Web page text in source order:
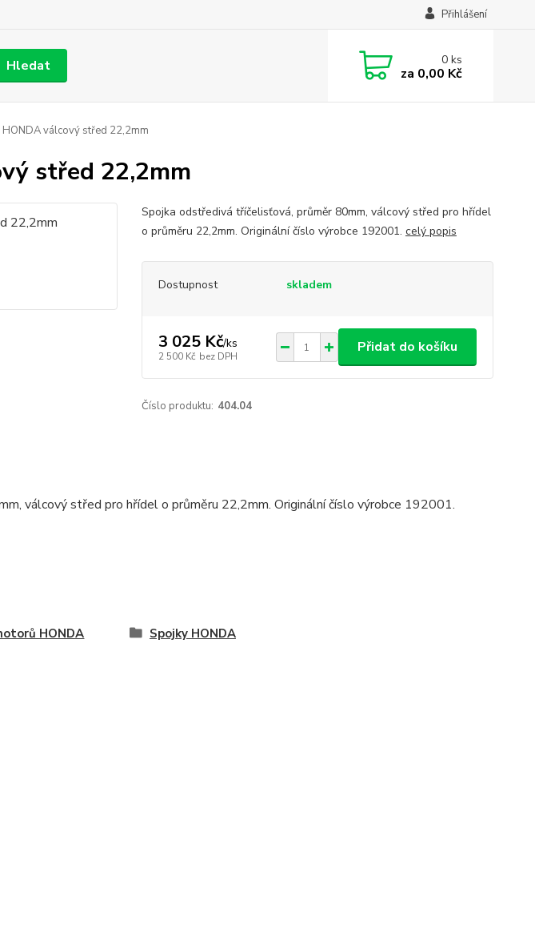
Přihlášení
Hledat 0ks
za 0,00 Kč
HONDA válcový střed 22,2mm
střed 22,2mm
Spojka odstředivá tříčelisťová, průměr 80mm, válcový střed pro hřídel
o průměru 22,2mm. Originální číslo výrobce 192001. celý popis
Dostupnost skladem
3 025 Kč/ks
2 500 Kč bez DPH
Přidat do košíku
Číslo produktu: 404.04
válcový střed pro hřídel o průměru 22,2mm. Originální číslo výrobce 192001.
HONDA Spojky HONDA